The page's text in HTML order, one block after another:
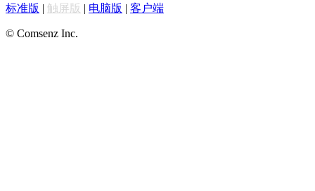
标准版 | 触屏版 | 电脑版 | 客户端
© Comsenz Inc.